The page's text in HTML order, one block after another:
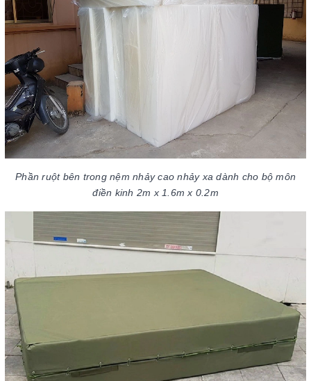
Phần ruột bên trong nệm nhảy cao nhảy xa dành cho bộ môn
điền kinh 2m x 1.6m x 0.2m